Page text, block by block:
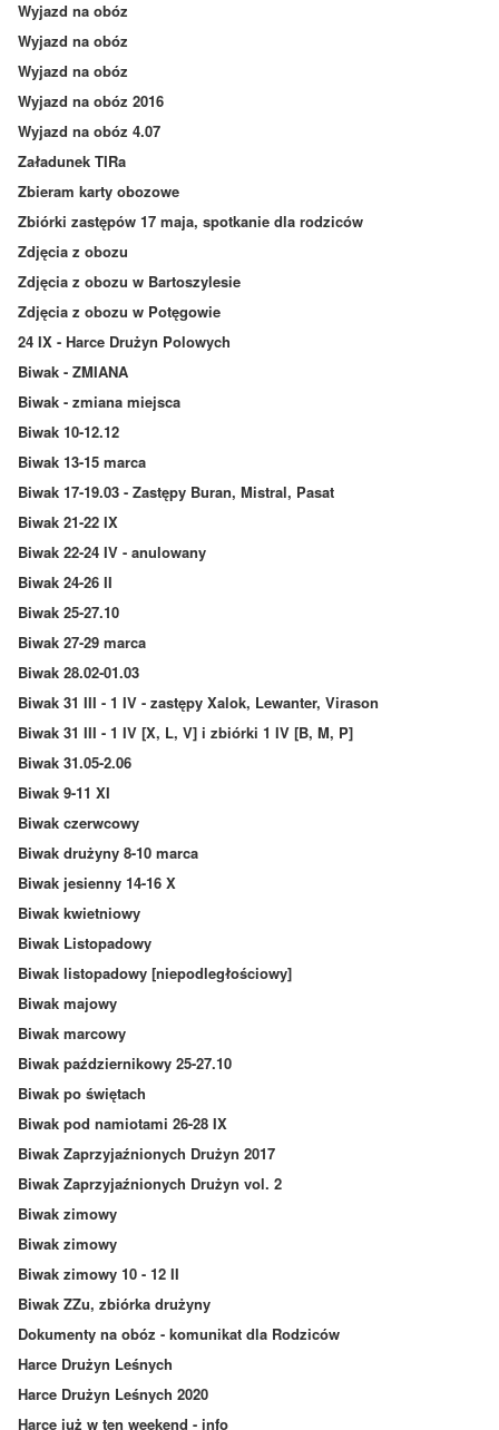
Wyjazd na obóz
Wyjazd na obóz
Wyjazd na obóz
Wyjazd na obóz 2016
Wyjazd na obóz 4.07
Załadunek TIRa
Zbieram karty obozowe
Zbiórki zastępów 17 maja, spotkanie dla rodziców
Zdjęcia z obozu
Zdjęcia z obozu w Bartoszylesie
Zdjęcia z obozu w Potęgowie
24 IX - Harce Drużyn Polowych
Biwak - ZMIANA
Biwak - zmiana miejsca
Biwak 10-12.12
Biwak 13-15 marca
Biwak 17-19.03 - Zastępy Buran, Mistral, Pasat
Biwak 21-22 IX
Biwak 22-24 IV - anulowany
Biwak 24-26 II
Biwak 25-27.10
Biwak 27-29 marca
Biwak 28.02-01.03
Biwak 31 III - 1 IV - zastępy Xalok, Lewanter, Virason
Biwak 31 III - 1 IV [X, L, V] i zbiórki 1 IV [B, M, P]
Biwak 31.05-2.06
Biwak 9-11 XI
Biwak czerwcowy
Biwak drużyny 8-10 marca
Biwak jesienny 14-16 X
Biwak kwietniowy
Biwak Listopadowy
Biwak listopadowy [niepodległościowy]
Biwak majowy
Biwak marcowy
Biwak październikowy 25-27.10
Biwak po świętach
Biwak pod namiotami 26-28 IX
Biwak Zaprzyjaźnionych Drużyn 2017
Biwak Zaprzyjaźnionych Drużyn vol. 2
Biwak zimowy
Biwak zimowy
Biwak zimowy 10 - 12 II
Biwak ZZu, zbiórka drużyny
Dokumenty na obóz - komunikat dla Rodziców
Harce Drużyn Leśnych
Harce Drużyn Leśnych 2020
Harce już w ten weekend - info